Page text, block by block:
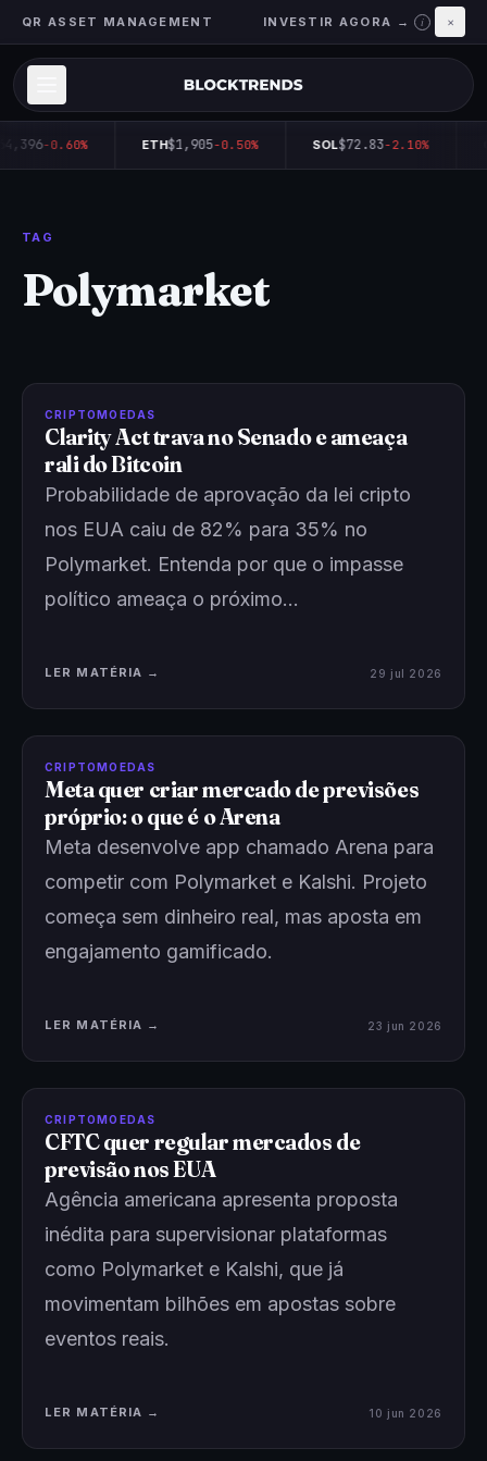
QR ASSET MANAGEMENT INVESTIR AGORA → i ×
-0.60% ETH$1,905-0.50% SOL$72.83-2.10%
TAG
Polymarket
CRIPTOMOEDAS
Clarity Act trava no Senado e ameaça
rali do Bitcoin
Probabilidade de aprovação da lei cripto
nos EUA caiu de 82% para 35% no
Polymarket. Entenda por que o impasse
político ameaça o próximo…
LER MATÉRIA → 29 jul 2026
CRIPTOMOEDAS
Meta quer criar mercado de previsões
próprio: o que é o Arena
Meta desenvolve app chamado Arena para
competir com Polymarket e Kalshi. Projeto
começa sem dinheiro real, mas aposta em
engajamento gamificado.
LER MATÉRIA → 23 jun 2026
CRIPTOMOEDAS
CFTC quer regular mercados de
previsão nos EUA
Agência americana apresenta proposta
inédita para supervisionar plataformas
como Polymarket e Kalshi, que já
movimentam bilhões em apostas sobre
eventos reais.
LER MATÉRIA → 10 jun 2026